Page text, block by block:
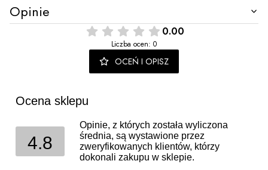
Opinie
0.00
Liczba ocen: 0
OCEŃ I OPISZ
Ocena sklepu
4.8
Opinie, z których została wyliczona
średnia, są wystawione przez
zweryfikowanych klientów, którzy
dokonali zakupu w sklepie.